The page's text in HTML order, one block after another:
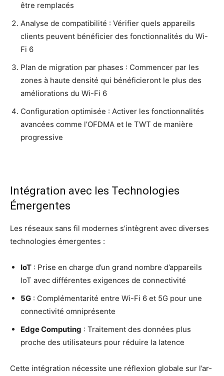
être remplacés
Ana­lyse de com­pa­ti­bi­li­té : Véri­fier quels appa­reils
clients peuvent béné­fi­cier des fonc­tion­na­li­tés du Wi-
Fi 6
Plan de migra­tion par phases : Com­men­cer par les
zones à haute den­si­té qui béné­fi­cie­ront le plus des
amé­lio­ra­tions du Wi-Fi 6
Confi­gu­ra­tion opti­mi­sée : Acti­ver les fonc­tion­na­li­tés
avan­cées comme l’OFD­MA et le TWT de manière
progressive
Intégration avec les Technologies
Émergentes
Les réseaux sans fil modernes s’in­tègrent avec diverses
tech­no­lo­gies émergentes :
IoT : Prise en charge d’un grand nombre d’ap­pa­reils
IoT avec dif­fé­rentes exi­gences de connectivité
5G : Com­plé­men­ta­ri­té entre Wi-Fi 6 et 5G pour une
connec­ti­vi­té omniprésente
Edge Com­pu­ting : Trai­te­ment des don­nées plus
proche des uti­li­sa­teurs pour réduire la latence
Cette inté­gra­tion néces­site une réflexion glo­bale sur l’ar­